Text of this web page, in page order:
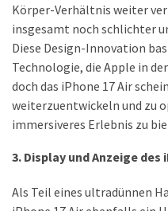
(19)
Handytarif-
Vergleich
(18)
Körper-Verhältnis weiter
insgesamt noch schlichter
Diese Design-Innovation
Technologie, die Apple in
doch das iPhone 17 Air
weiterzuentwickeln und zu
immersiveres Erlebnis zu
3. Display und Anzeige des
Als Teil eines ultradünnen